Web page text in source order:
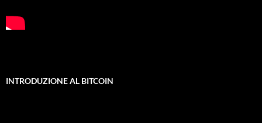
INTRODUZIONE AL BITCOIN